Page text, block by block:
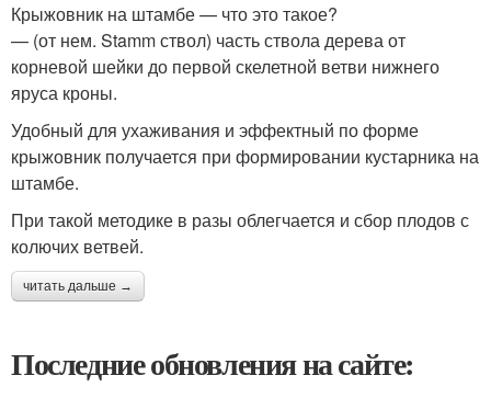
Крыжовник на штамбе — что это такое?
— (от нем. Stamm ствол) часть ствола дерева от
корневой шейки до первой скелетной ветви нижнего
яруса кроны.
Удобный для ухаживания и эффектный по форме
крыжовник получается при формировании кустарника на
штамбе.
При такой методике в разы облегчается и сбор плодов с
колючих ветвей.
читать дальше →
Последние обновления на сайте: